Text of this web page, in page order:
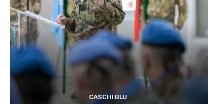
CASCHI BLU